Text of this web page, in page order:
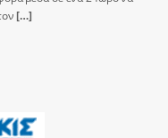
[…]